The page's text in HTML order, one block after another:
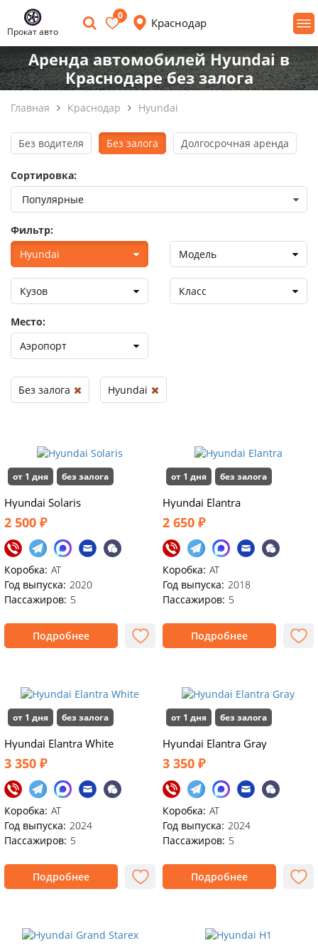
Прокат авто
0
Краснодар
Аренда автомобилей Hyundai в
Краснодаре без залога
Главная Краснодар Hyundai
от 1 дня без залога
Hyundai Solaris
2 500 ₽
Коробка: AT
Год выпуска: 2020
Пассажиров: 5
Подробнее
от 1 дня без залога
Hyundai Elantra
2 650 ₽
Коробка: AT
Год выпуска: 2018
Пассажиров: 5
Подробнее
от 1 дня без залога
Hyundai Elantra White
3 350 ₽
Коробка: AT
Год выпуска: 2024
Пассажиров: 5
Подробнее
от 1 дня без залога
Hyundai Elаntra Gray
3 350 ₽
Коробка: AT
Год выпуска: 2024
Пассажиров: 5
Подробнее
Без водителя Без залога Долгосрочная аренда
Сортировка:
Фильтр:
Hyundai
Модель
Кузов Класс
Место:
Аэропорт
Без залога Hyundai